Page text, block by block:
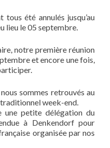
été annulés jusqu’au
lieu le 05 septembre.
notre première réunion
et encore une fois,
sommes retrouvés au
week-end.
une petite délégation du
à Denkendorf pour
organisée par nos